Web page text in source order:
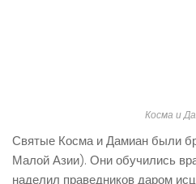
Косма и
Святые Косма и Дамиан были
Малой Азии). Они обучились
наделил праведников даром